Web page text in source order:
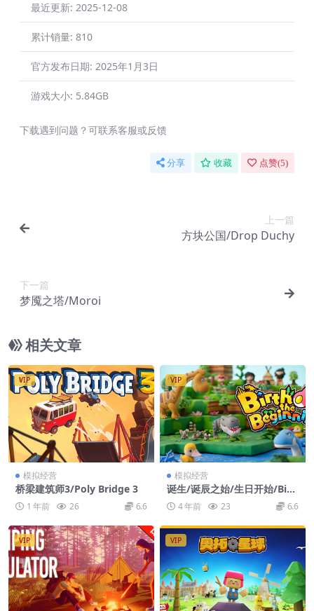
最近更新: 2025-12-08
累计销量: 810
官方发布日期: 2025年1月3日
游戏大小: 5.84GB
下载遇到问题？可联系客服或反馈
分享 收藏 点赞(5)
上一篇
方块公国/Drop Duchy
下一篇
梦魇之塔/Moroi
相关文章
VIP
模拟经营
桥梁建筑师3/Poly Bridge 3
1 年前 26 6.6
VIP
模拟经营
诞生/诞辰之始/生日开始/Birt
hdays the Beginning
4 年前 23 6.6
VIP VIP